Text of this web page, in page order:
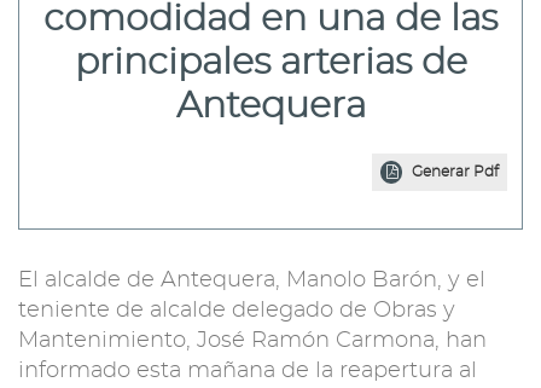
comodidad en una de las
principales arterias de
Antequera
Generar Pdf
El alcalde de Antequera, Manolo Barón, y el
teniente de alcalde delegado de Obras y
Mantenimiento, José Ramón Carmona, han
informado esta mañana de la reapertura al